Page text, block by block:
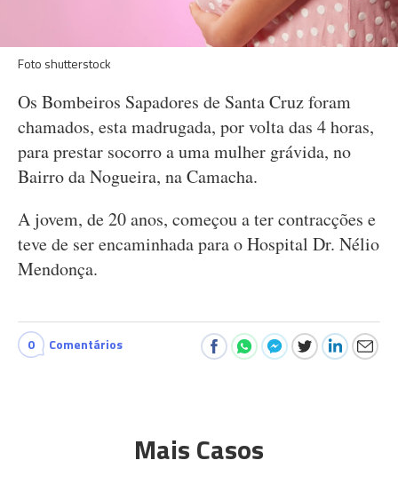
Foto shutterstock
Os Bombeiros Sapadores de Santa Cruz foram
chamados, esta madrugada, por volta das 4 horas,
para prestar socorro a uma mulher grávida, no
Bairro da Nogueira, na Camacha.
A jovem, de 20 anos, começou a ter contracções e
teve de ser encaminhada para o Hospital Dr. Nélio
Mendonça.
0 Comentários
Mais Casos